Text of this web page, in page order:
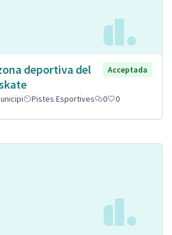
deportiva del
Acceptada
Pistes Esportives 0 0